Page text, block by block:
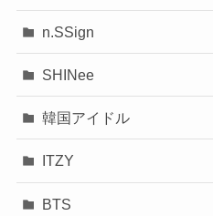
n.SSign
SHINee
韓国アイドル
ITZY
BTS